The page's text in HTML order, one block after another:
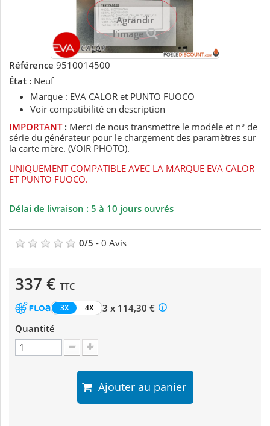
Agrandir
l'image
Référence 9510014500
État : Neuf
Marque : EVA CALOR et PUNTO FUOCO
Voir compatibilité en description
IMPORTANT : Merci de nous transmettre le modèle et n° de
série du générateur pour le chargement des paramètres sur
la carte mère. (VOIR PHOTO).
UNIQUEMENT COMPATIBLE AVEC LA MARQUE EVA CALOR
ET PUNTO FUOCO.
Délai de livraison : 5 à 10 jours ouvrés
0/5 - 0 Avis
337 € TTC
3X 4X
3 x 114,30 €
Quantité
Ajouter au panier